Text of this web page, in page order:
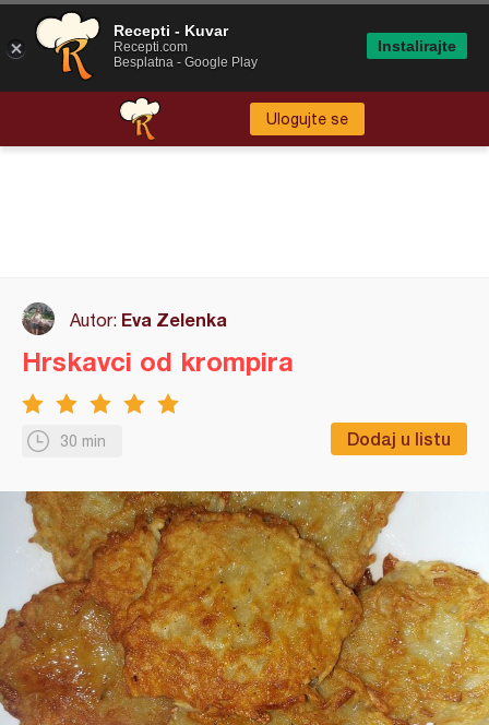
Ulogujte se
Autor: Eva Zelenka
30 min Dodaj u listu
Hrskavci od krompira
Recepti - Kuvar
Recepti.com
Besplatna - Google Play
Instalirajte